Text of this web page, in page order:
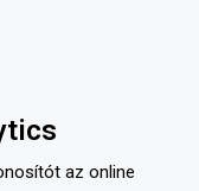
az online